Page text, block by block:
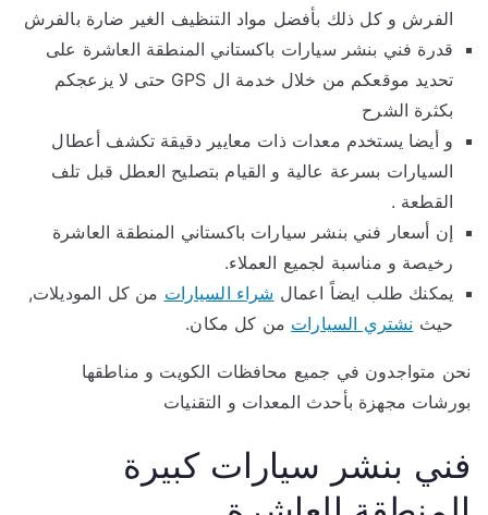
الفرش و كل ذلك بأفضل مواد التنظيف الغير ضارة بالفرش
قدرة فني بنشر سيارات باكستاني المنطقة العاشرة على
تحديد موقعكم من خلال خدمة ال GPS حتى لا يزعجكم
بكثرة الشرح
و أيضا يستخدم معدات ذات معايير دقيقة تكشف أعطال
السيارات بسرعة عالية و القيام بتصليح العطل قبل تلف
القطعة .
إن أسعار فني بنشر سيارات باكستاني المنطقة العاشرة
رخيصة و مناسبة لجميع العملاء.
يمكنك طلب ايضاً اعمال شراء السيارات من كل الموديلات,
حيث نشتري السيارات من كل مكان.
نحن متواجدون في جميع محافظات الكويت و مناطقها
بورشات مجهزة بأحدث المعدات و التقنيات
فني بنشر سيارات كبيرة